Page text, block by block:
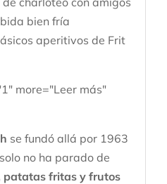
bien fría
aperitivos de Frit
more="Leer más"
se fundó allá por 1963
no ha parado de
patatas fritas y frutos